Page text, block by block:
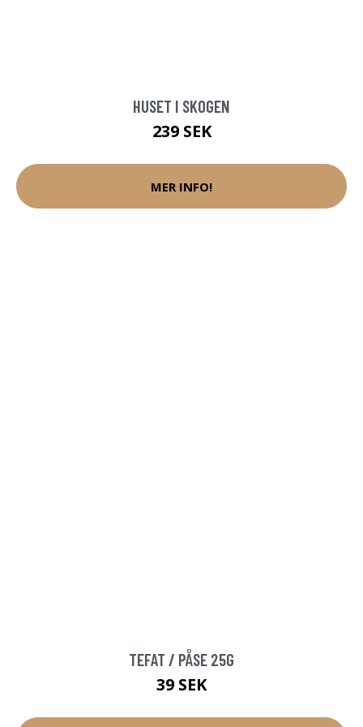
HUSET I SKOGEN
239 SEK
MER INFO!
TEFAT / PÅSE 25G
39 SEK